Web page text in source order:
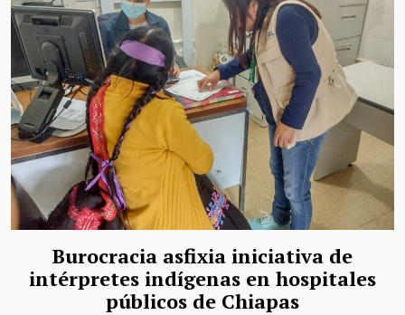
Burocracia asfixia iniciativa de
intérpretes indígenas en hospitales
públicos de Chiapas